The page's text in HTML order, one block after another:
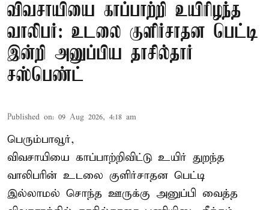
விவசாயியை காப்பாற்றி உயிரிழந்த
வாலிபர்: உடலை குளிர்சாதன பெட்டி
இன்றி அனுப்பிய தாசில்தார்
சஸ்பெண்ட்
Published on: 09 Aug 2026, 4:18 am
பெரும்பாவூர்,
விவசாயியை காப்பாற்றிவிட்டு உயிர் துறந்த
வாலிபரின் உடலை குளிர்சாதன பெட்டி
இல்லாமல் சொந்த ஊருக்கு அனுப்பி வைத்த